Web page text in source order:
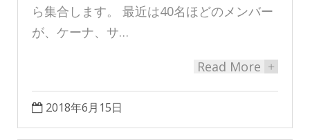
ら集合します。 最近は40名ほどのメンバー
が、ケーナ、サ…
Read More +
2018年6月15日